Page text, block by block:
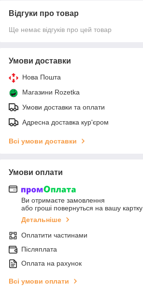
Відгуки про товар
Ще немає відгуків про цей товар
Умови доставки
Нова Пошта
Магазини Rozetka
Умови доставки та оплати
Адресна доставка кур'єром
Всі умови доставки
Умови оплати
Ви отримаєте замовлення
або гроші повернуться на вашу картку
Детальніше
Оплатити частинами
Післяплата
Оплата на рахунок
Всі умови оплати